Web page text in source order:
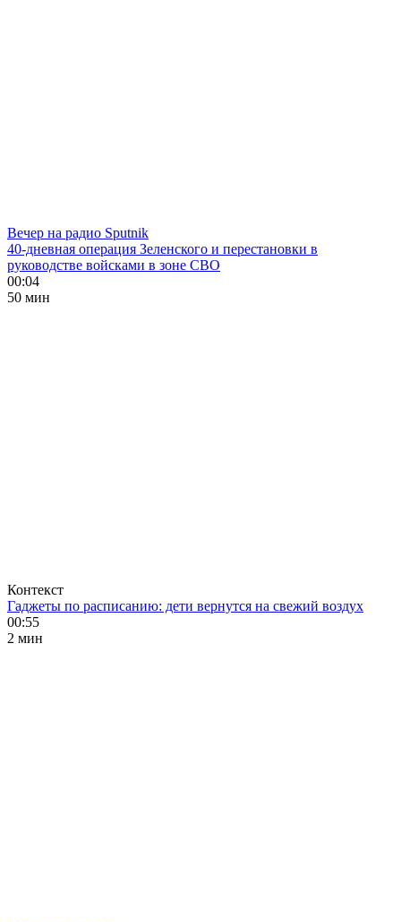
Вечер на радио Sputnik
40-дневная операция Зеленского и перестановки в
руководстве войсками в зоне СВО
00:04
50 мин
Контекст
Гаджеты по расписанию: дети вернутся на свежий воздух
00:55
2 мин